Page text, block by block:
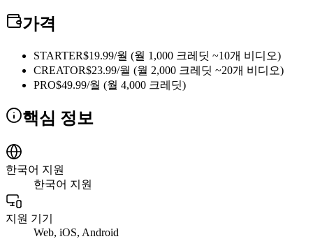
가격
STARTER$19.99/월 (월 1,000 크레딧 ~10개 비디오)
CREATOR$23.99/월 (월 2,000 크레딧 ~20개 비디오)
PRO$49.99/월 (월 4,000 크레딧)
핵심 정보
한국어 지원
한국어 지원
지원 기기
Web, iOS, Android